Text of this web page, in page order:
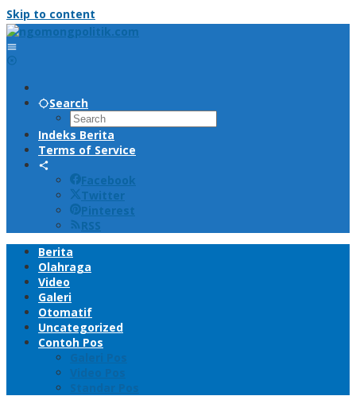
Skip to content
Search
Indeks Berita
Terms of Service
Facebook
Twitter
Pinterest
RSS
Berita
Olahraga
Video
Galeri
Otomatif
Uncategorized
Contoh Pos
Galeri Pos
Video Pos
Standar Pos